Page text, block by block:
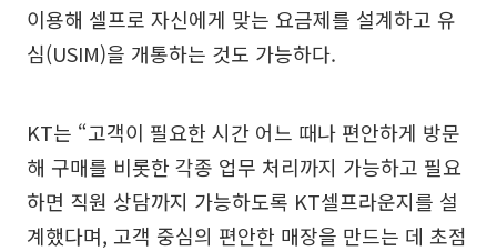
이용해 셀프로 자신에게 맞는 요금제를 설계하고 유
심(USIM)을 개통하는 것도 가능하다.
KT는 “고객이 필요한 시간 어느 때나 편안하게 방문
해 구매를 비롯한 각종 업무 처리까지 가능하고 필요
하면 직원 상담까지 가능하도록 KT셀프라운지를 설
계했다며, 고객 중심의 편안한 매장을 만드는 데 초점